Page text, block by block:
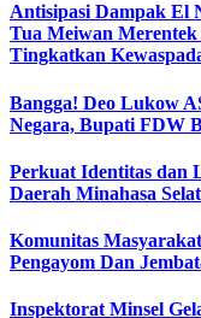
Antisipasi Dampak El
Tua Meiwan
Tingkatkan
Bangga! Deo Lukow
Negara, Bupati FDW
Perkuat Identitas dan
Daerah Minahasa
Komunitas
Pengayom Dan
Inspektorat Minsel